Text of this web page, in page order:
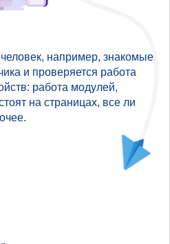
например, знакомые
и проверяется работа
работа модулей,
на страницах, все ли